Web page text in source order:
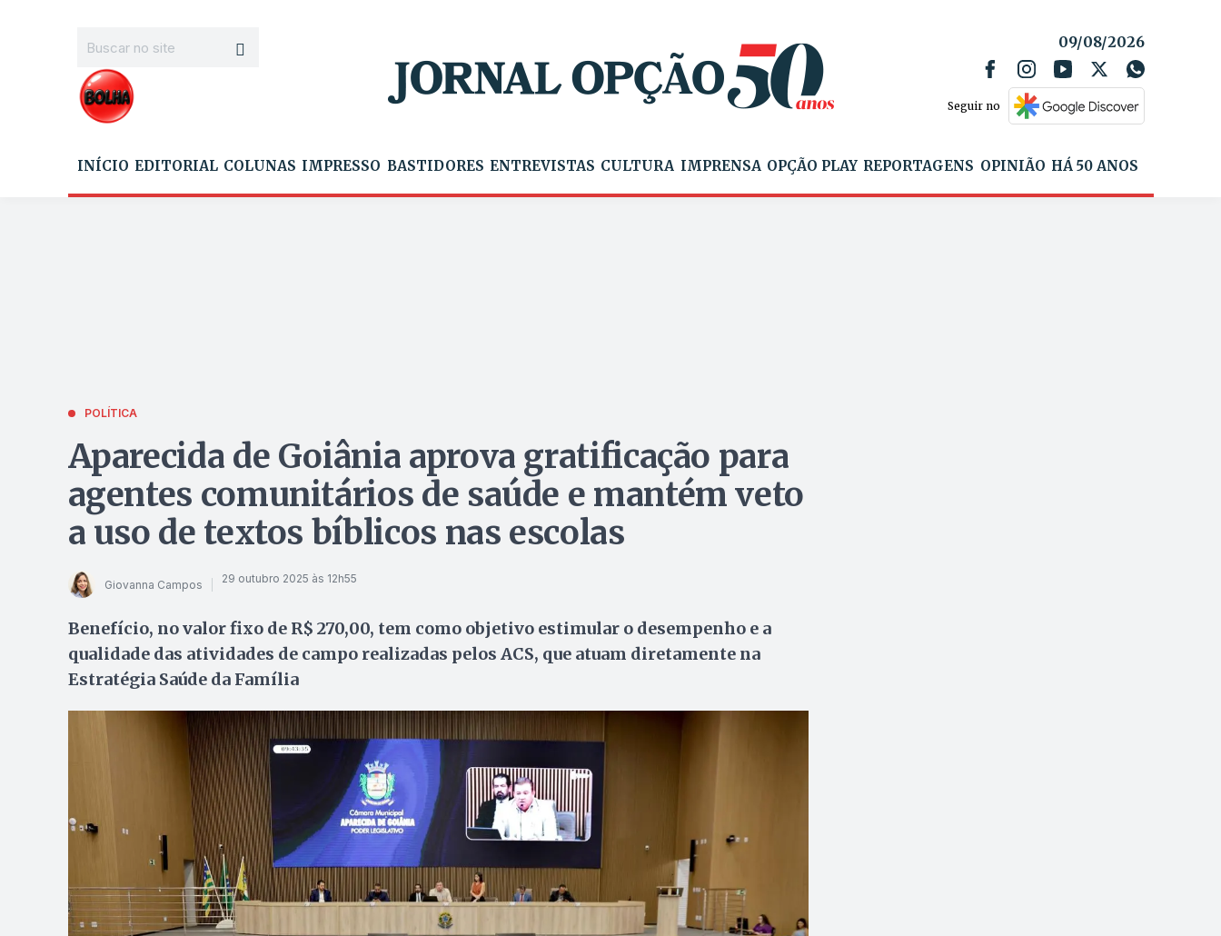
09/08/2026
Seguir no
INÍCIO EDITORIAL COLUNAS IMPRESSO BASTIDORES ENTREVISTAS CULTURA IMPRENSA OPÇÃO PLAY REPORTAGENS OPINIÃO HÁ 50 ANOS
POLÍTICA
Aparecida de Goiânia aprova gratificação para
agentes comunitários de saúde e mantém veto
a uso de textos bíblicos nas escolas
Giovanna Campos 29 outubro 2025 às 12h55
Benefício, no valor fixo de R$ 270,00, tem como objetivo estimular o desempenho e a
qualidade das atividades de campo realizadas pelos ACS, que atuam diretamente na
Estratégia Saúde da Família